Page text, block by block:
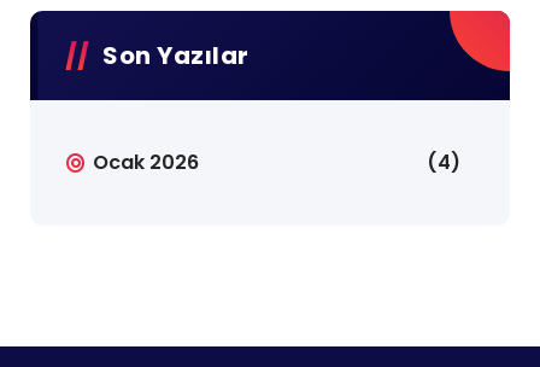
Son Yazılar
Ocak 2026 (4)